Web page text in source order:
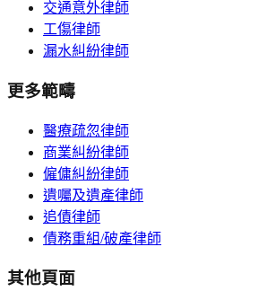
交通意外律師
工傷律師
漏水糾紛律師
更多範疇
醫療疏忽律師
商業糾紛律師
僱傭糾紛律師
遺囑及遺產律師
追債律師
債務重組/破產律師
其他頁面